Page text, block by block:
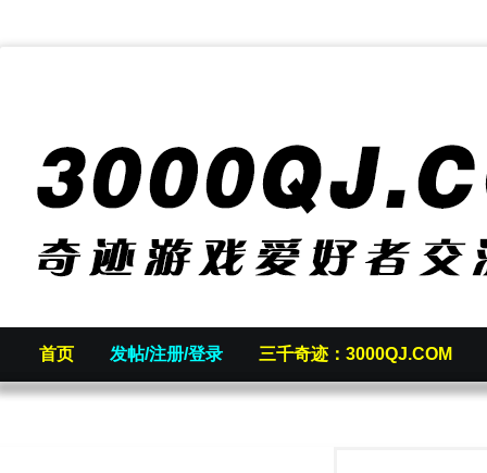
首页 发帖/注册/登录 三千奇迹：3000QJ.COM